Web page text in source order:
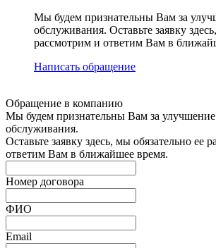
Мы будем признательны Вам за
обслуживания. Оставьте заявку
рассмотрим и ответим Вам в
Написать обращение
Обращение в компанию
Мы будем признательны Вам за улучшение
обслуживания.
Оставьте заявку здесь, мы обязательно ее
ответим Вам в ближайшее время.
Номер договора
ФИО
Email